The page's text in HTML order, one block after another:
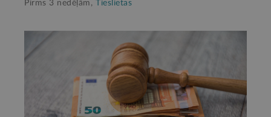
Pirms 3 nedēļām,
Tieslietas